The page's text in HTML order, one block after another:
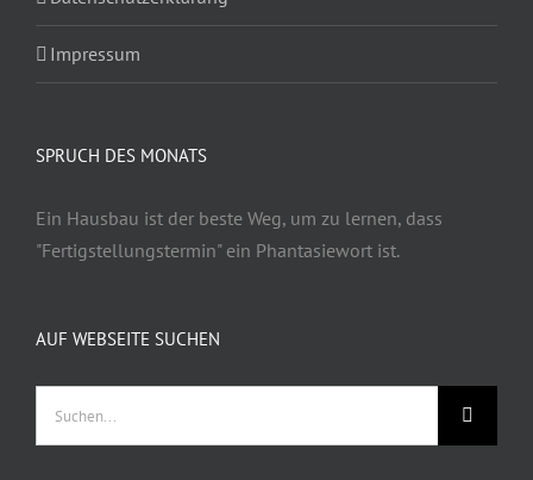
Impressum
SPRUCH DES MONATS
Ein Hausbau ist der beste Weg, um zu lernen, dass
"Fertigstellungstermin" ein Phantasiewort ist.
AUF WEBSEITE SUCHEN